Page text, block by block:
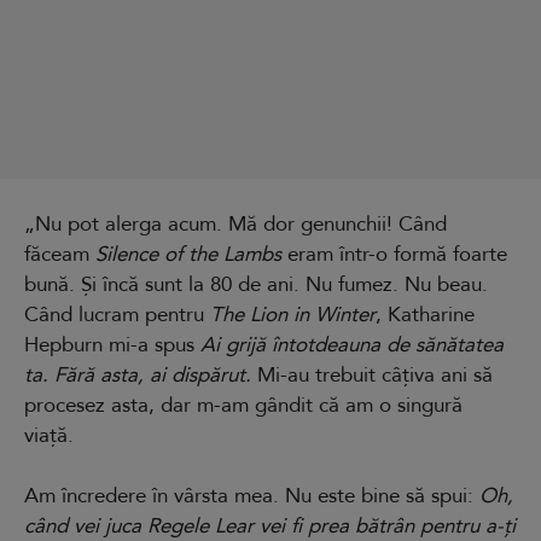
„Nu pot alerga acum. Mă dor genunchii! Când
făceam Silence of the Lambseram într-o formă foarte
bună. Și încă sunt la 80 de ani. Nu fumez. Nu beau.
Când lucram pentru The Lion in Winter, Katharine
Hepburn mi-a spus Ai grijă întotdeauna de sănătatea
ta. Fără asta, ai dispărut. Mi-au trebuit câțiva ani să
procesez asta, dar m-am gândit că am o singură
viață.
Am încredere în vârsta mea. Nu este bine să spui: Oh,
când vei juca Regele Lear vei fi prea bătrân pentru a-ți